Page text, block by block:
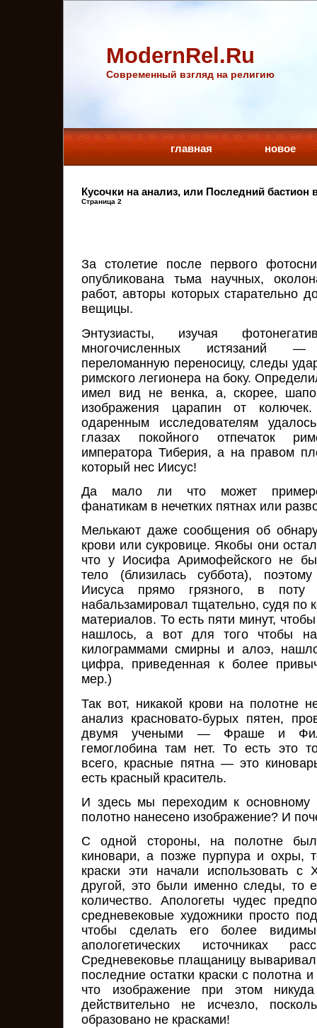
ModernRel.Ru
Cовременный взгляд на религию
главная новое
Кусочки на анализ, или Последний бастион
Страница 2
За столетие после первого
опубликована тьма научных,
работ, авторы которых старательно
вещицы.
Энтузиасты, изучая
многочисленных истязаний
переломанную переносицу, следы
римского легионера на боку.
имел вид не венка, а, скорее,
изображения царапин от
одаренным исследователям
глазах покойного отпечаток
императора Тиберия, а на правом
который нес Иисус!
Да мало ли что может
фанатикам в нечетких пятнах или
Мелькают даже сообщения об
крови или сукровице. Якобы они
что у Иосифа Аримофейского не
тело (близилась суббота),
Иисуса прямо грязного, в
набальзамировал тщательно, судя по
материалов. То есть пяти минут,
нашлось, а вот для того чтобы
килограммами смирны и алоэ,
цифра, приведенная к более
мер.)
Так вот, никакой крови на полотне
анализ красновато-бурых пятен,
двумя учеными — Фраше и
гемоглобина там нет. То есть это
всего, красные пятна — это
есть красный краситель.
И здесь мы переходим к основному
полотно нанесено изображение? И
С одной стороны, на полотне
киновари, а позже пурпура и охры,
краски эти начали использовать
другой, это были именно следы, то
количество. Апологеты чудес
средневековые художники просто
чтобы сделать его более
апологетических источниках
Средневековье плащаницу
последние остатки краски с полотна
что изображение при этом
действительно не исчезло,
образовано не красками!